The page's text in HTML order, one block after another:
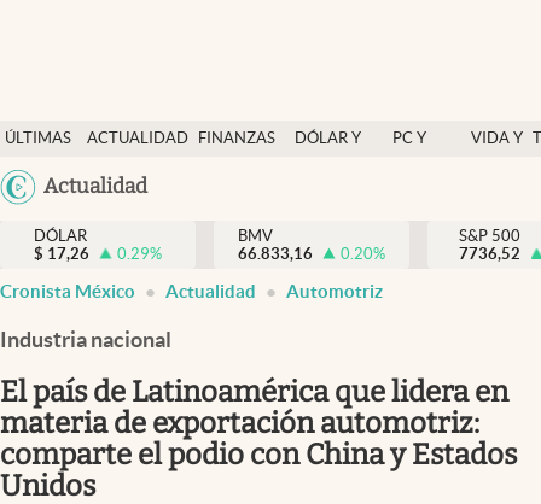
ÚLTIMAS
NOTICIAS
ACTUALIDAD
FINANZAS
DÓLAR Y
PC Y
VIDA Y
México
Actualidad
Actualidad
Finanzas y economía
Dólar y mercados
Pc y celular
Vida y estilo
DÓLAR
$ 17,26 0.29%
BMV
66.833,16
0.20%
S&P 500
7736,52
Cronista México Actualidad Automotriz
Industria nacional
El país de Latinoamérica que lidera en
materia de exportación automotriz:
comparte el podio con China y Estados
Unidos